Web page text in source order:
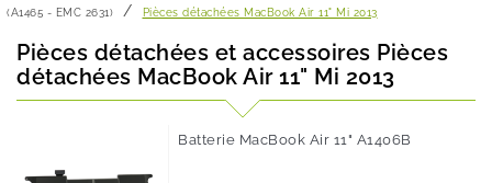
(A1465 - EMC 2631)
Pièces détachées MacBook Air 11" Mi 2013
Pièces détachées et accessoires Pièces
détachées MacBook Air 11" Mi 2013
Batterie MacBook Air 11" A1406B